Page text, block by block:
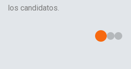
los candidatos.